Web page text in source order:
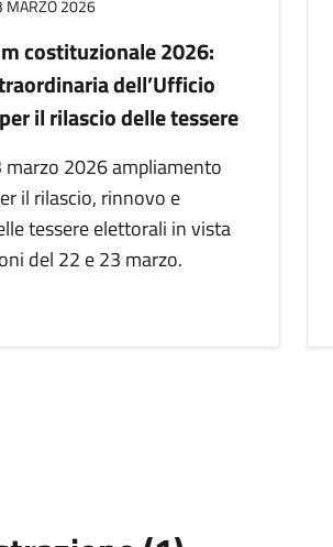
MARZO 2026
costituzionale 2026:
dell’Ufficio
il rilascio delle tessere
marzo 2026 ampliamento
il rilascio, rinnovo e
tessere elettorali in vista
del 22 e 23 marzo.